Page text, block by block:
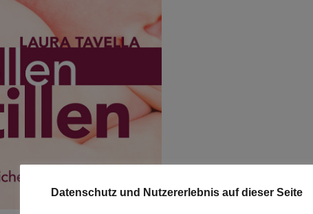
Datenschutz und Nutzererlebnis auf dieser Seite